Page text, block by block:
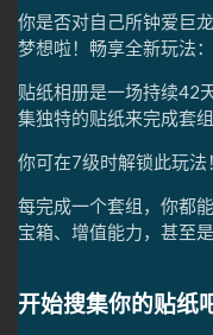
你是否对自己所钟爱巨
梦想啦！畅享全新玩法
贴纸相册是一场持续42
集独特的贴纸来完成套
你可在7级时解锁此玩法！
每完成一个套组，你都
宝箱、增值能力，甚至
开始搜集你的贴纸